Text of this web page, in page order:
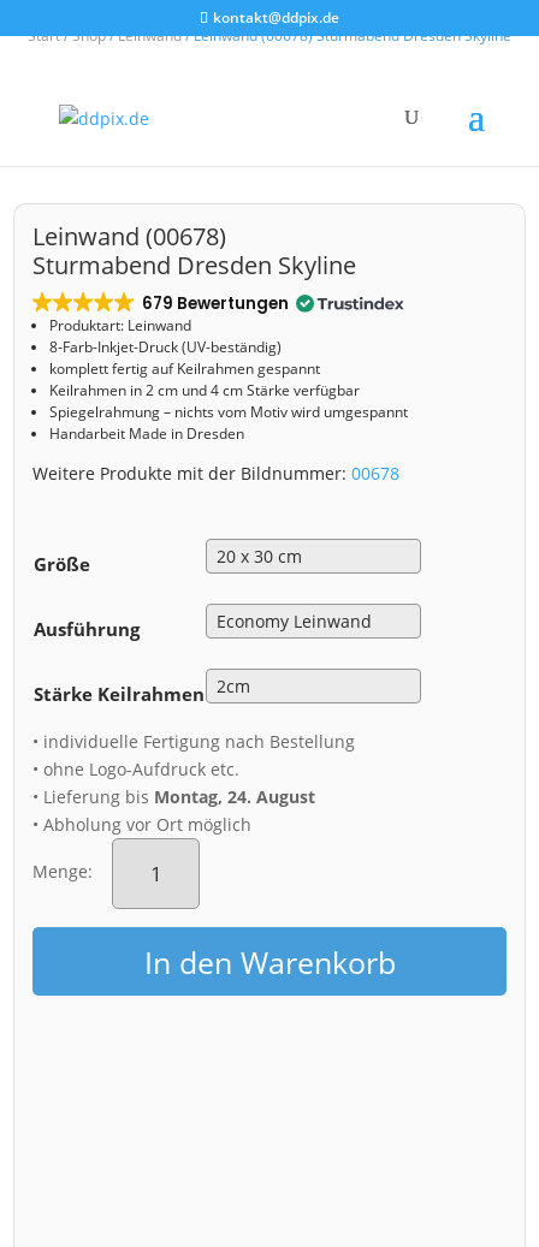
kontakt@ddpix.de
Start/Shop/Leinwand/ Leinwand (00678) Sturmabend Dresden Skyline
Leinwand (00678)
Sturmabend Dresden Skyline
679 Bewertungen
Produktart: Leinwand
8-Farb-Inkjet-Druck (UV-beständig)
komplett fertig auf Keilrahmen gespannt
Keilrahmen in 2 cm und 4 cm Stärke verfügbar
Spiegelrahmung – nichts vom Motiv wird umgespannt
Handarbeit Made in Dresden
Weitere Produkte mit der Bildnummer:00678
Größe
Ausführung
Stärke Keilrahmen
• individuelle Fertigung nach Bestellung
• ohne Logo-Aufdruck etc.
• Lieferung bis Montag, 24. August
• Abholung vor Ort möglich
Menge:
Leinwand
(00678)
Dresden
Skyline
MengeIn den Warenkorb